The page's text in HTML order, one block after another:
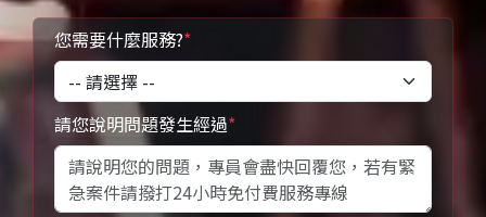
您需要什麼服務?*
請您說明問題發生經過*